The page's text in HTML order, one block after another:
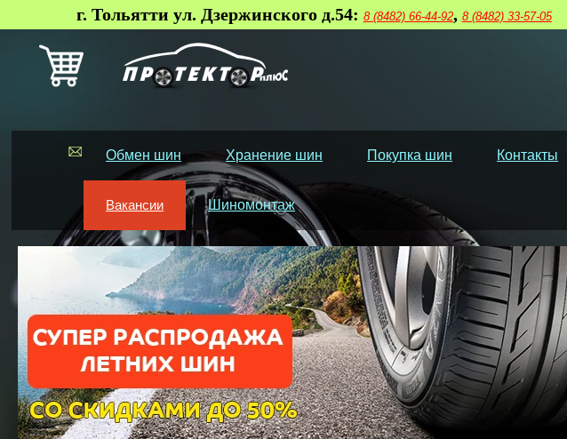
г. Тольятти ул. Дзержинского д.54: 8 (8482) 66-44-92, 8 (8482) 33-57-05
Обмен шин Хранение шин Покупка шин Контакты
Вакансии Шиномонтаж